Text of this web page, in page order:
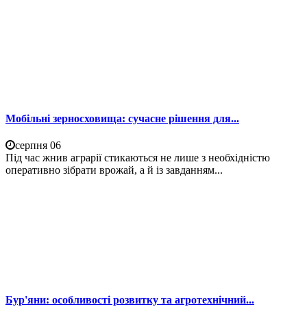
Мобільні зерносховища: сучасне рішення для...
серпня 06
Під час жнив аграрії стикаються не лише з необхідністю
оперативно зібрати врожай, а й із завданням...
Бур'яни: особливості розвитку та агротехнічний...